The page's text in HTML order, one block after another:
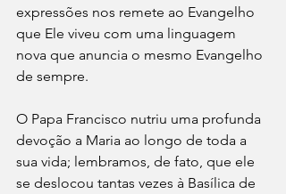
expressões nos remete ao Evangelho
que Ele viveu com uma linguagem
nova que anuncia o mesmo Evangelho
de sempre.
O Papa Francisco nutriu uma profunda
devoção a Maria ao longo de toda a
sua vida; lembramos, de fato, que ele
se deslocou tantas vezes à Basílica de